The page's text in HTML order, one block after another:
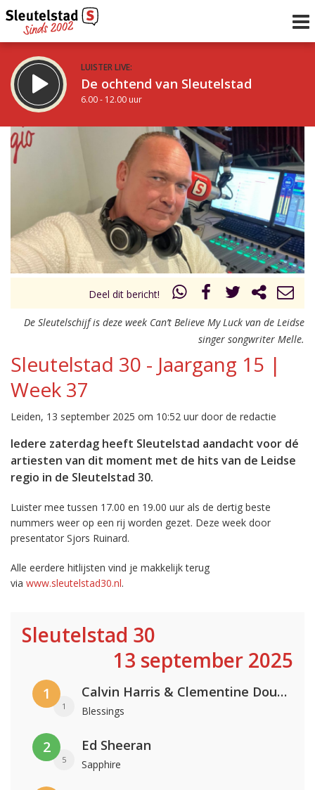
LUISTER LIVE:
De ochtend van Sleutelstad
6.00 - 12.00 uur
STRAKS:
De middag van Sleutelstad
12.00 - 19.00 uur
uur 1 van 0 Volgend uur
Deel dit bericht!
De Sleutelschijf is deze week Can’t Believe My Luck van de Leidse
singer songwriter Melle.
Sleutelstad 30 - Jaargang 15 |
Week 37
Leiden, 13 september 2025 om 10:52 uur door de redactie
Iedere zaterdag heeft Sleutelstad aandacht voor dé
artiesten van dit moment met de hits van de Leidse
regio in de Sleutelstad 30.
Luister mee tussen 17.00 en 19.00 uur als de dertig beste
nummers weer op een rij worden gezet. Deze week door
presentator Sjors Ruinard.
Alle eerdere hitlijsten vind je makkelijk terug
via www.sleutelstad30.nl.
Sleutelstad 30
13 september 2025
1
1
Calvin Harris & Clementine Douglas
Blessings
2
5
Ed Sheeran
Sapphire